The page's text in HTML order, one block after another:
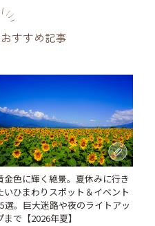
すすめ記事
金色に輝く絶景。夏休みに行き
いひまわりスポット＆イベント
選。巨大迷路や夜のライトアッ
まで【2026年夏】